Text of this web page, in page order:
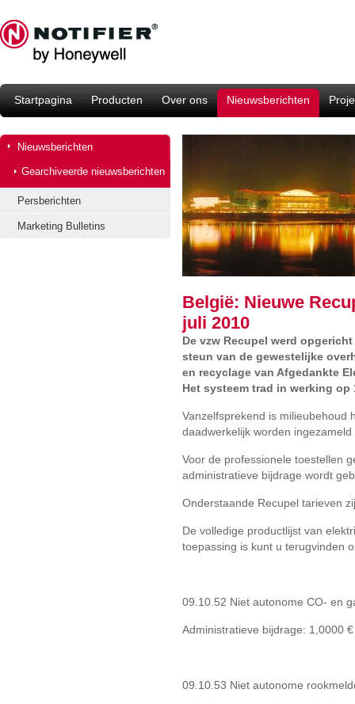
Startpagina Producten Over ons Nieuwsberichten
Nieuwsberichten
Gearchiveerde nieuwsberichten
Persberichten
Marketing Bulletins
België: Nieuwe
juli 2010
De vzw Recupel werd
steun van de gewestelijke
en recyclage van Afgedankte
Het systeem trad in werking op
Vanzelfsprekend is milieubehoud
daadwerkelijk worden
Voor de professionele toestellen
administratieve bijdrage wordt
Onderstaande Recupel tarieven
De volledige productlijst van
toepassing is kunt u terugvinden
09.10.52 Niet autonome CO- en
Administratieve bijdrage: 1,0000
09.10.53 Niet autonome